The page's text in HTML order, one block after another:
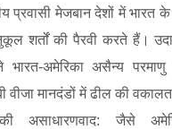
प्रवासी मेजबान देशों में भारत
शर्तों की पैरवी करते हैं।
भारत-अमेरिका असैन्य
वीजा मानदंडों में ढील की
असाधारणवाद: जैसे